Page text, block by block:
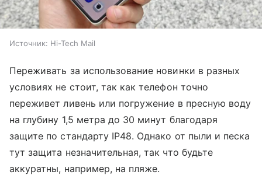
Источник: Hi-Tech Mail
Переживать за использование новинки в разных
условиях не стоит, так как телефон точно
переживет ливень или погружение в пресную воду
на глубину 1,5 метра до 30 минут благодаря
защите по стандарту IP48. Однако от пыли и песка
тут защита незначительная, так что будьте
аккуратны, например, на пляже.